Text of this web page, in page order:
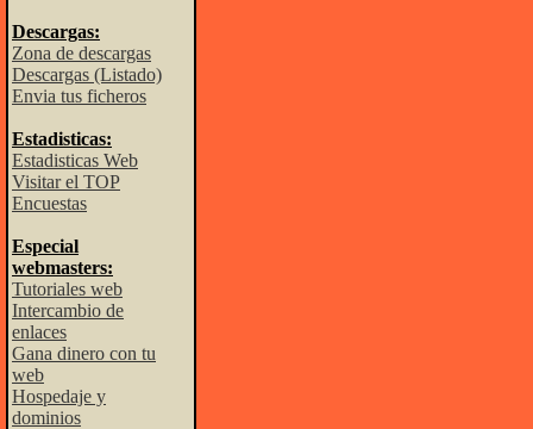
Descargas:
Zona de descargas
Descargas (Listado)
Envia tus ficheros
Estadisticas:
Estadisticas Web
Visitar el TOP
Encuestas
Especial
webmasters:
Tutoriales web
Intercambio de
enlaces
Gana dinero con tu
web
Hospedaje y
dominios